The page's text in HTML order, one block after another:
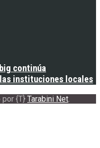
continúa
instituciones locales
por {T} Tarabini Net.